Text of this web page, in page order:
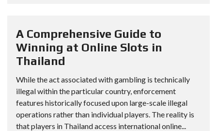
A Comprehensive Guide to
Winning at Online Slots in
Thailand
While the act associated with gambling is technically
illegal within the particular country, enforcement
features historically focused upon large-scale illegal
operations rather than individual players. The reality is
that players in Thailand access international online...